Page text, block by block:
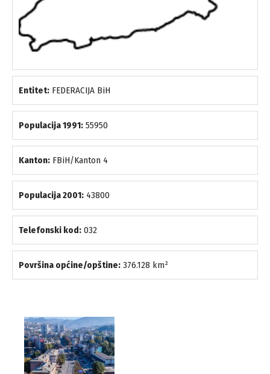
Entitet: FEDERACIJA BiH
Populacija 1991: 55950
Kanton: FBiH/Kanton 4
Populacija 2001: 43800
Telefonski kod: 032
Površina općine/opštine: 376.128 km²